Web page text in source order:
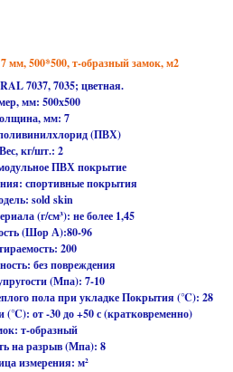
500*500, т-образный замок, м2
7037, 7035; цветная.
мм: 500х500
мм: 7
(ПВХ)
Вес, кг/шт.: 2
ПВХ покрытие
спортивные покрытия
sold skin
(г/см³): не более 1,45
(Шор А):80-96
200
без повреждения
(Мпа): 7-10
пола при укладке Покрытия (℃): 28
(℃): от -30 до +50 с (кратковременно)
т-образный
на разрыв (Мпа): 8
измерения: м²